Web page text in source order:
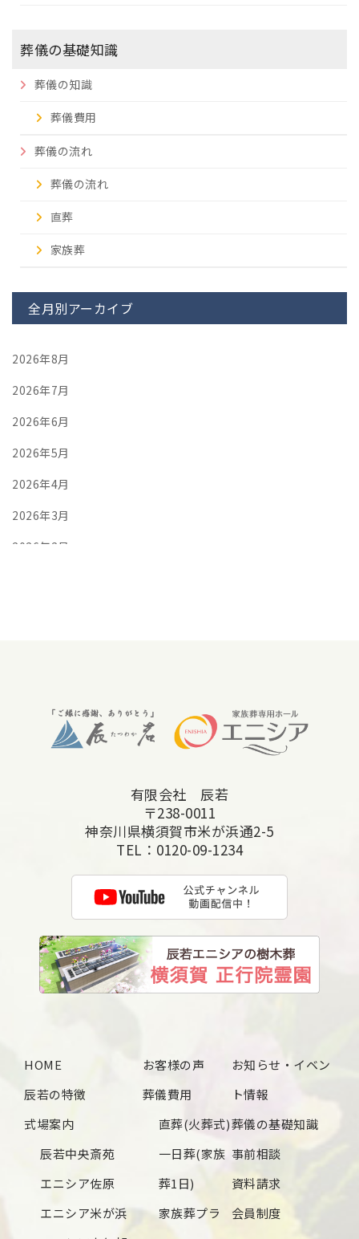
葬儀の基礎知識
葬儀の知識
葬儀費用
葬儀の流れ
葬儀の流れ
直葬
家族葬
全月別アーカイブ
2026年8月
2026年7月
2026年6月
2026年5月
2026年4月
2026年3月
2026年2月
2025年8月
2025年1月
2024年12月
2024年4月
有限会社 辰若
〒238-0011
神奈川県横須賀市米が浜通2-5
TEL： 0120-09-1234
HOME
辰若の特徴
式場案内
辰若中央斎苑
エニシア佐原
エニシア米が浜
お客様の声
葬儀費用
直葬(火葬式)
一日葬(家族
葬1日)
家族葬プラ
お知らせ・イベン
ト情報
葬儀の基礎知識
事前相談
資料請求
会員制度